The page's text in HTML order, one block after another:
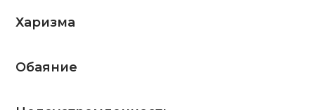
Харизма
Обаяние